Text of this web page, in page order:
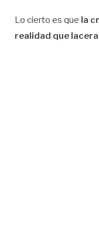
Lo cierto es que la
realidad que